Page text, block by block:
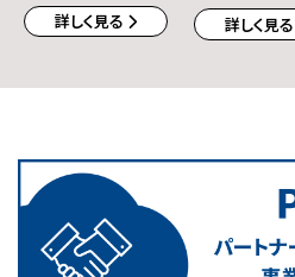
詳しく見る 詳しく見る